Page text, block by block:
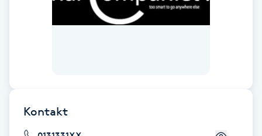
FöningKontakt